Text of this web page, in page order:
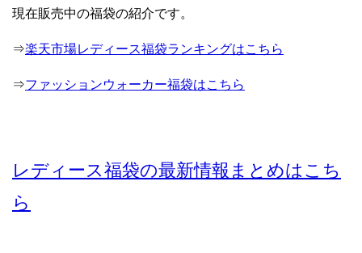
現在販売中の福袋の紹介です。
⇒楽天市場レディース福袋ランキングはこちら
⇒ファッションウォーカー福袋はこちら
レディース福袋の最新情報まとめはこち
ら